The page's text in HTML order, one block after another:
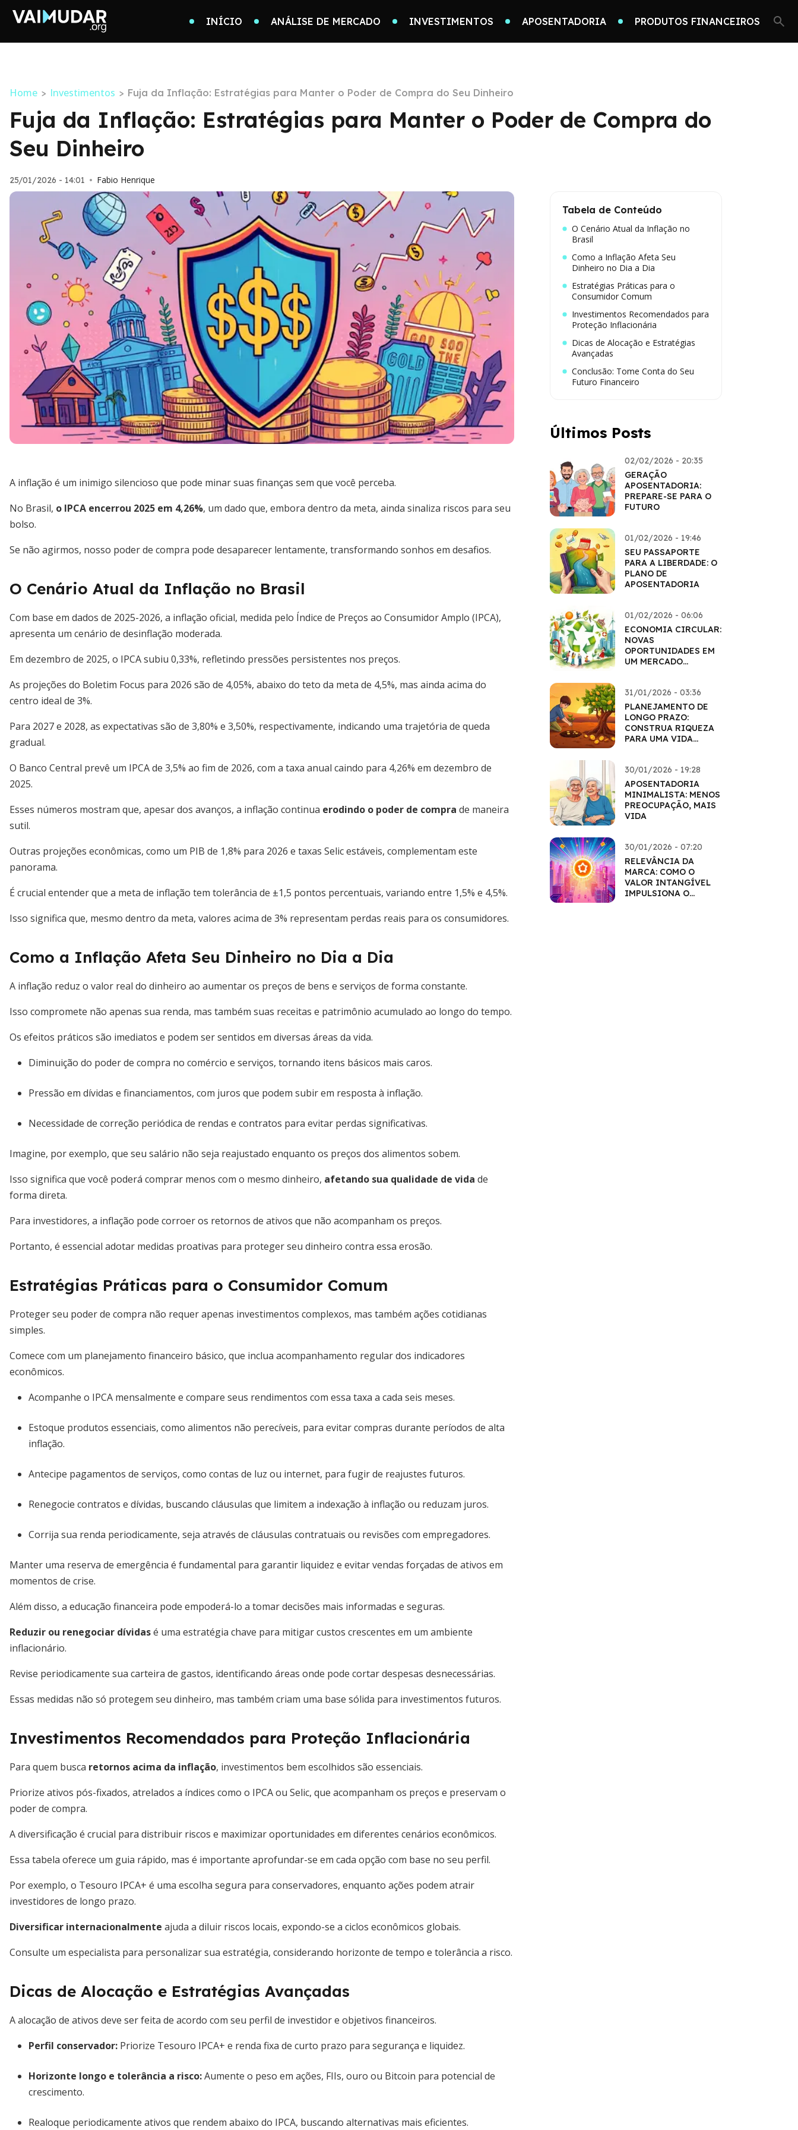
INÍCIO ANÁLISE DE MERCADO INVESTIMENTOS APOSENTADORIA PRODUTOS FINANCEIROS
Home > Investimentos > Fuja da Inflação: Estratégias para Manter o Poder de Compra do Seu Dinheiro
Fuja da Inflação: Estratégias para Manter o Poder de Compra do
Seu Dinheiro
25/01/2026 - 14:01 • Fabio Henrique
A inflação é um inimigo silencioso que pode minar suas finanças sem que você perceba.
No Brasil, o IPCA encerrou 2025 em 4,26%, um dado que, embora dentro da meta, ainda sinaliza riscos para seu
bolso.
Se não agirmos, nosso poder de compra pode desaparecer lentamente, transformando sonhos em desafios.
O Cenário Atual da Inflação no Brasil
Com base em dados de 2025-2026, a inflação oficial, medida pelo Índice de Preços ao Consumidor Amplo (IPCA),
apresenta um cenário de desinflação moderada.
Em dezembro de 2025, o IPCA subiu 0,33%, refletindo pressões persistentes nos preços.
As projeções do Boletim Focus para 2026 são de 4,05%, abaixo do teto da meta de 4,5%, mas ainda acima do
centro ideal de 3%.
Para 2027 e 2028, as expectativas são de 3,80% e 3,50%, respectivamente, indicando uma trajetória de queda
gradual.
O Banco Central prevê um IPCA de 3,5% ao fim de 2026, com a taxa anual caindo para 4,26% em dezembro de
2025.
Esses números mostram que, apesar dos avanços, a inflação continua erodindo o poder de compra de maneira
sutil.
Outras projeções econômicas, como um PIB de 1,8% para 2026 e taxas Selic estáveis, complementam este
panorama.
É crucial entender que a meta de inflação tem tolerância de ±1,5 pontos percentuais, variando entre 1,5% e 4,5%.
Isso significa que, mesmo dentro da meta, valores acima de 3% representam perdas reais para os consumidores.
Como a Inflação Afeta Seu Dinheiro no Dia a Dia
A inflação reduz o valor real do dinheiro ao aumentar os preços de bens e serviços de forma constante.
Isso compromete não apenas sua renda, mas também suas receitas e patrimônio acumulado ao longo do tempo.
Os efeitos práticos são imediatos e podem ser sentidos em diversas áreas da vida.
Diminuição do poder de compra no comércio e serviços, tornando itens básicos mais caros.
Pressão em dívidas e financiamentos, com juros que podem subir em resposta à inflação.
Necessidade de correção periódica de rendas e contratos para evitar perdas significativas.
Imagine, por exemplo, que seu salário não seja reajustado enquanto os preços dos alimentos sobem.
Isso significa que você poderá comprar menos com o mesmo dinheiro, afetando sua qualidade de vida de
forma direta.
Para investidores, a inflação pode corroer os retornos de ativos que não acompanham os preços.
Portanto, é essencial adotar medidas proativas para proteger seu dinheiro contra essa erosão.
Estratégias Práticas para o Consumidor Comum
Proteger seu poder de compra não requer apenas investimentos complexos, mas também ações cotidianas
simples.
Comece com um planejamento financeiro básico, que inclua acompanhamento regular dos indicadores
econômicos.
Acompanhe o IPCA mensalmente e compare seus rendimentos com essa taxa a cada seis meses.
Estoque produtos essenciais, como alimentos não perecíveis, para evitar compras durante períodos de alta
inflação.
Antecipe pagamentos de serviços, como contas de luz ou internet, para fugir de reajustes futuros.
Renegocie contratos e dívidas, buscando cláusulas que limitem a indexação à inflação ou reduzam juros.
Corrija sua renda periodicamente, seja através de cláusulas contratuais ou revisões com empregadores.
Manter uma reserva de emergência é fundamental para garantir liquidez e evitar vendas forçadas de ativos em
momentos de crise.
Além disso, a educação financeira pode empoderá-lo a tomar decisões mais informadas e seguras.
Reduzir ou renegociar dívidasé uma estratégia chave para mitigar custos crescentes em um ambiente
inflacionário.
Revise periodicamente sua carteira de gastos, identificando áreas onde pode cortar despesas desnecessárias.
Essas medidas não só protegem seu dinheiro, mas também criam uma base sólida para investimentos futuros.
Investimentos Recomendados para Proteção Inflacionária
Para quem busca retornos acima da inflação, investimentos bem escolhidos são essenciais.
Priorize ativos pós-fixados, atrelados a índices como o IPCA ou Selic, que acompanham os preços e preservam o
poder de compra.
A diversificação é crucial para distribuir riscos e maximizar oportunidades em diferentes cenários econômicos.
Essa tabela oferece um guia rápido, mas é importante aprofundar-se em cada opção com base no seu perfil.
Por exemplo, o Tesouro IPCA+ é uma escolha segura para conservadores, enquanto ações podem atrair
investidores de longo prazo.
Diversificar internacionalmente ajuda a diluir riscos locais, expondo-se a ciclos econômicos globais.
Consulte um especialista para personalizar sua estratégia, considerando horizonte de tempo e tolerância a risco.
Dicas de Alocação e Estratégias Avançadas
A alocação de ativos deve ser feita de acordo com seu perfil de investidor e objetivos financeiros.
Perfil conservador: Priorize Tesouro IPCA+ e renda fixa de curto prazo para segurança e liquidez.
Horizonte longo e tolerância a risco:Aumente o peso em ações, FIIs, ouro ou Bitcoin para potencial de
crescimento.
Realoque periodicamente ativos que rendem abaixo do IPCA, buscando alternativas mais eficientes.
Tabela de Conteúdo
O Cenário Atual da Inflação no
Brasil
Como a Inflação Afeta Seu
Dinheiro no Dia a Dia
Estratégias Práticas para o
Consumidor Comum
Investimentos Recomendados para
Proteção Inflacionária
Dicas de Alocação e Estratégias
Avançadas
Conclusão: Tome Conta do Seu
Futuro Financeiro
Últimos Posts
02/02/2026 - 20:35
GERAÇÃO
APOSENTADORIA:
PREPARE-SE PARA O
FUTURO
01/02/2026 - 19:46
SEU PASSAPORTE
PARA A LIBERDADE: O
PLANO DE
APOSENTADORIA
01/02/2026 - 06:06
ECONOMIA CIRCULAR:
NOVAS
OPORTUNIDADES EM
UM MERCADO
31/01/2026 - 03:36
PLANEJAMENTO DE
LONGO PRAZO:
CONSTRUA RIQUEZA
PARA UMA VIDA
30/01/2026 - 19:28
APOSENTADORIA
MINIMALISTA: MENOS
PREOCUPAÇÃO, MAIS
VIDA
30/01/2026 - 07:20
RELEVÂNCIA DA
MARCA: COMO O
VALOR INTANGÍVEL
IMPULSIONA O